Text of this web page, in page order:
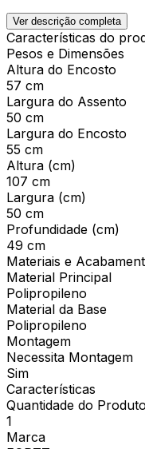
Ver descrição completa
Características do
Pesos e Dimensões
Altura do Encosto
57 cm
Largura do Assento
50 cm
Largura do Encosto
55 cm
Altura (cm)
107 cm
Largura (cm)
50 cm
Profundidade (cm)
49 cm
Materiais e
Material Principal
Polipropileno
Material da Base
Polipropileno
Montagem
Necessita Montagem
Sim
Características
Quantidade do Produto
1
Marca